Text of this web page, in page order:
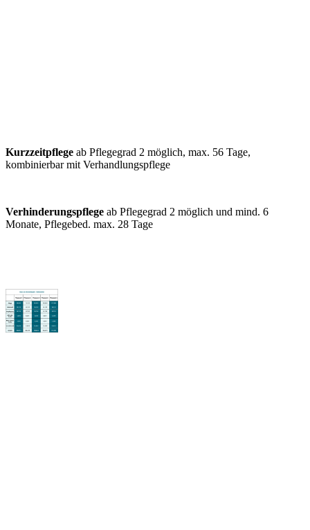
Kurzzeitpflege ab Pflegegrad 2 möglich, max. 56 Tage,
kombinierbar mit Verhandlungspflege
Verhinderungspflege ab Pflegegrad 2 möglich und mind. 6
Monate, Pflegebed. max. 28 Tage